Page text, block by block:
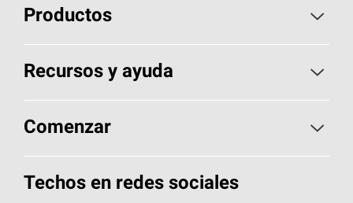
Productos
Elija sus tejas
Encuentre un contratista
Componentes para techos
Recursos y ayuda
Aspectos básicos sobre techos
Herramientas de diseño y color
Comenzar
Llame al 1-800-GET-PINK®
Techos en redes sociales